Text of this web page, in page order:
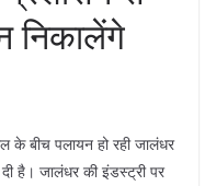
निकालेंगे
के बीच पलायन हो रही जालंधर
दी है। जालंधर की इंडस्ट्री पर